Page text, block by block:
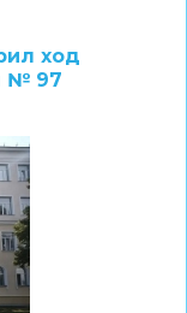
ход
№ 97